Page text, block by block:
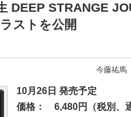
DEEP STRANGE
ストを公開
今藤祐馬
10月26日 発売予定
価格：
6,480円（税別、